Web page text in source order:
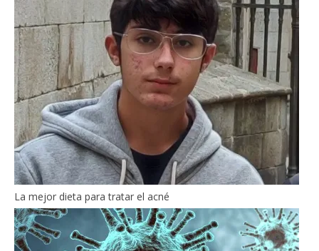
La mejor dieta para tratar el acné